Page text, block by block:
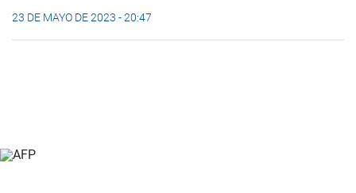
23 DE MAYO DE 2023 - 20:47